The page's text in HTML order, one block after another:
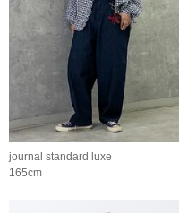
journal standard luxe
165cm